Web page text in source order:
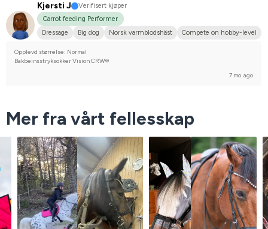
Kjersti J
Verifisert kjøper
Carrot feeding Performer
Dressage
Big dog Norsk varmblodshäst Compete on hobby-level
Opplevd størrelse: Normal
Bakbeinsstryksokker Vision CRW®
7 mo. ago
Mer fra vårt fellesskap